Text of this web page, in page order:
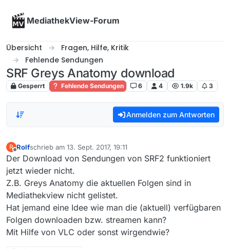
MediathekView-Forum
Übersicht
Fragen, Hilfe, Kritik
Fehlende Sendungen
SRF Greys Anatomy download
Gesperrt Fehlende Sendungen 6 4 1.9k 3
Anmelden zum Antworten
R
Offline
Rolfschrieb am 13. Sept. 2017, 19:11
zuletzt editiert von
Der Download von Sendungen von SRF2 funktioniert
jetzt wieder nicht.
Z.B. Greys Anatomy die aktuellen Folgen sind in
Mediathekview nicht gelistet.
Hat jemand eine Idee wie man die (aktuell) verfügbaren
Folgen downloaden bzw. streamen kann?
Mit Hilfe von VLC oder sonst wirgendwie?